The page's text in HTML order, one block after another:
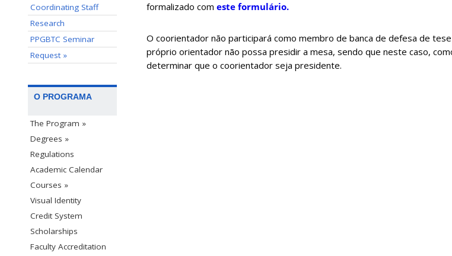
Coordinating Staff
Research
PPGBTC Seminar
Request »
O PROGRAMA
The Program »
Degrees »
Regulations
Academic Calendar
Courses »
Visual Identity
Credit System
Scholarships
Faculty Accreditation
formalizado com este formulário.
O coorientador não participará como membro de banca de defesa de
próprio orientador não possa presidir a mesa, sendo que neste caso,
determinar que o coorientador seja presidente.